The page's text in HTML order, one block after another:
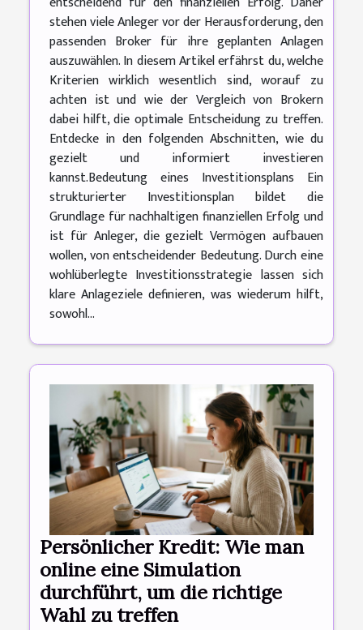
stehen viele Anleger vor der Herausforderung, den
passenden Broker für ihre geplanten Anlagen
auszuwählen. In diesem Artikel erfährst du, welche
Kriterien wirklich wesentlich sind, worauf zu
achten ist und wie der Vergleich von Brokern
dabei hilft, die optimale Entscheidung zu treffen.
Entdecke in den folgenden Abschnitten, wie du
gezielt und informiert investieren
kannst.Bedeutung eines Investitionsplans Ein
strukturierter Investitionsplan bildet die
Grundlage für nachhaltigen finanziellen Erfolg und
ist für Anleger, die gezielt Vermögen aufbauen
wollen, von entscheidender Bedeutung. Durch eine
wohlüberlegte Investitionsstrategie lassen sich
klare Anlageziele definieren, was wiederum hilft,
sowohl...
Persönlicher Kredit: Wie man
online eine Simulation
durchführt, um die richtige
Wahl zu treffen